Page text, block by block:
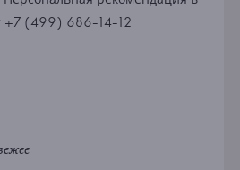
+7 (499) 686-14-12